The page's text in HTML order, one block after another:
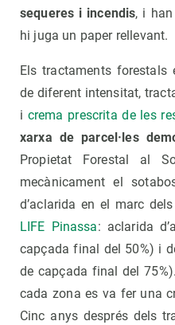
sequeres i incendis, i
hi juga un paper rellevant.
Els tractaments forestals
de diferent intensitat,
i crema prescrita de les
xarxa de parcel·les
Propietat Forestal al
mecànicament el
d’aclarida en el marc
LIFE Pinassa: aclarida
capçada final del 50%) i
de capçada final del
cada zona es va fer una
Cinc anys després dels